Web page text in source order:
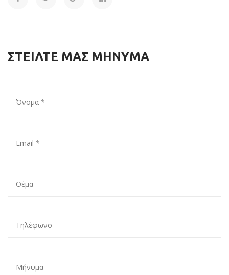
ΣΤΕΙΛΤΕ ΜΑΣ ΜΗΝΥΜΑ